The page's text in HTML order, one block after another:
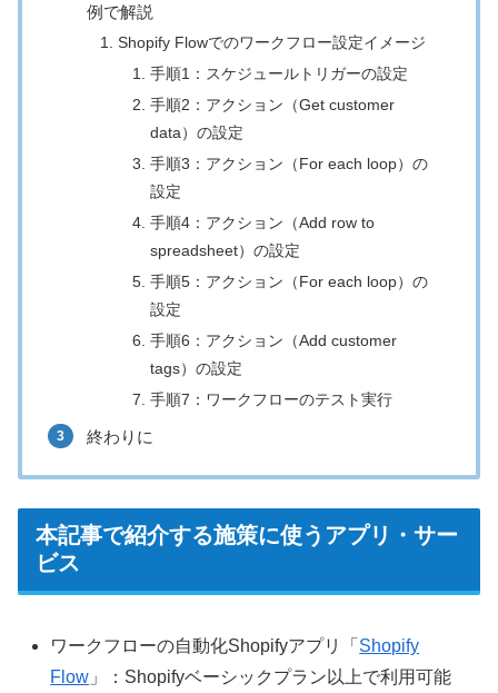
例で解説
Shopify Flowでのワークフロー設定イメージ
手順1：スケジュールトリガーの設定
手順2：アクション（Get customer
data）の設定
手順3：アクション（For each loop）の
設定
手順4：アクション（Add row to
spreadsheet）の設定
手順5：アクション（For each loop）の
設定
手順6：アクション（Add customer
tags）の設定
手順7：ワークフローのテスト実行
終わりに
本記事で紹介する施策に使うアプリ・サー
ビス
ワークフローの自動化Shopifyアプリ「 Shopify
Flow 」：Shopifyベーシックプラン以上で利用可能